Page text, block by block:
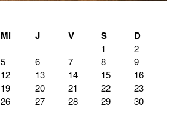
Mi J V S D
1
2
5 6 7 8
9
12 13 14 15
16
19 20 21 22
23
26 27 28 29
30